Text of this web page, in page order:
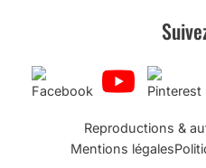
Reproductions &
Mentions légales